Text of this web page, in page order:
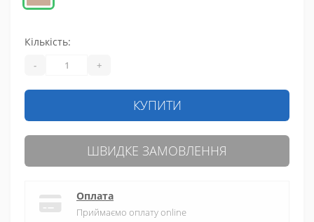
Кількість:
- +
КУПИТИ
ШВИДКЕ ЗАМОВЛЕННЯ
Оплата
Приймаємо оплату online